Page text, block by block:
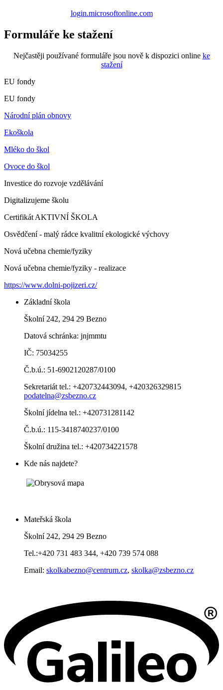
login.microsoftonline.com
Formuláře ke stažení
Nejčastěji používané formuláře jsou nově k dispozici online ke
stažení
EU fondy
EU fondy
Národní plán obnovy
Ekoškola
Mléko do škol
Ovoce do škol
Investice do rozvoje vzdělávání
Digitalizujeme školu
Certifikát AKTIVNÍ ŠKOLA
Osvědčení - malý rádce kvalitní ekologické výchovy
Nová učebna chemie/fyziky
Nová učebna chemie/fyziky - realizace
https://www.dolni-pojizeri.cz/
Základní škola
Školní 242, 294 29 Bezno
Datová schránka: jnjmmtu
IČ: 75034255
Č.b.ú.: 51-6902120287/0100
Sekretariát tel.: +420732443094, +420326329815
podatelna@zsbezno.cz
Školní jídelna tel.: +420731281142
Č.b.ú.: 115-3418740237/0100
Školní družina tel.: +420734221578
Kde nás najdete?
Mateřská škola
Školní 242, 294 29 Bezno
Tel.:+420 731 483 344, +420 739 574 088
Email: skolkabezno@centrum.cz, skolka@zsbezno.cz